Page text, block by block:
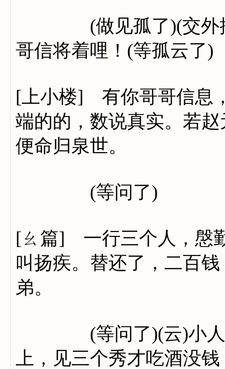
(做见孤了)(交外推
哥信将着哩！(等孤云了)
[上小楼] 有你哥哥信息
端的的，数说真实。若
便命归泉世。
(等问了)
[ㄠ篇] 一行三个人，慇
叫扬疾。替还了，二百
弟。
(等问了)(云)小人上
上，见三个秀才吃酒没